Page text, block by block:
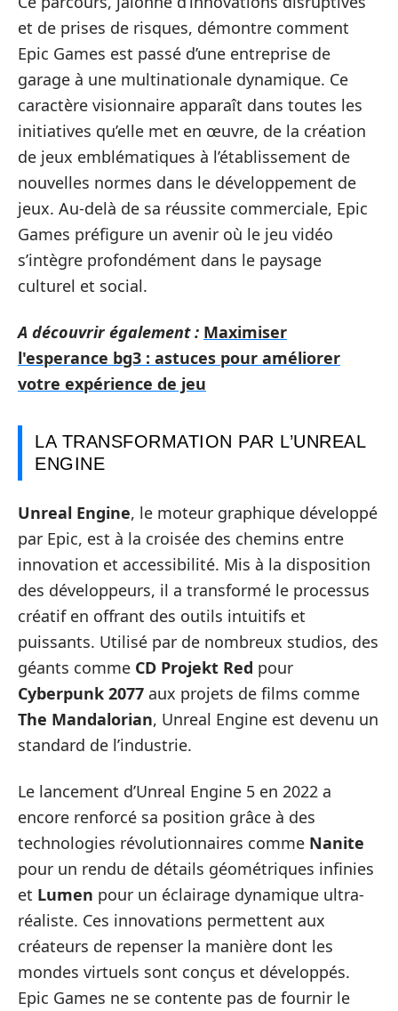
et de prises de risques, démontre comment
Epic Games est passé d’une entreprise de
garage à une multinationale dynamique. Ce
caractère visionnaire apparaît dans toutes les
initiatives qu’elle met en œuvre, de la création
de jeux emblématiques à l’établissement de
nouvelles normes dans le développement de
jeux. Au-delà de sa réussite commerciale, Epic
Games préfigure un avenir où le jeu vidéo
s’intègre profondément dans le paysage
culturel et social.
A découvrir également : Maximiser
l'esperance bg3 : astuces pour améliorer
votre expérience de jeu
LA TRANSFORMATION PAR L’UNREAL
ENGINE
Unreal Engine, le moteur graphique développé
par Epic, est à la croisée des chemins entre
innovation et accessibilité. Mis à la disposition
des développeurs, il a transformé le processus
créatif en offrant des outils intuitifs et
puissants. Utilisé par de nombreux studios, des
géants comme CD Projekt Red pour
Cyberpunk 2077 aux projets de films comme
The Mandalorian, Unreal Engine est devenu un
standard de l’industrie.
Le lancement d’Unreal Engine 5 en 2022 a
encore renforcé sa position grâce à des
technologies révolutionnaires comme Nanite
pour un rendu de détails géométriques infinies
et Lumen pour un éclairage dynamique ultra-
réaliste. Ces innovations permettent aux
créateurs de repenser la manière dont les
mondes virtuels sont conçus et développés.
Epic Games ne se contente pas de fournir le